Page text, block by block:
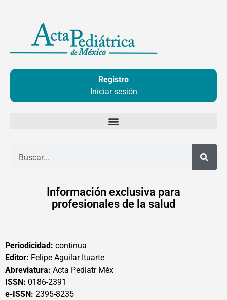
contenido
Registro
Iniciar sesión
Información exclusiva para
profesionales de la salud
Periodicidad: continua
Editor: Felipe Aguilar Ituarte
Abreviatura: Acta Pediatr Méx
ISSN: 0186-2391
e-ISSN: 2395-8235